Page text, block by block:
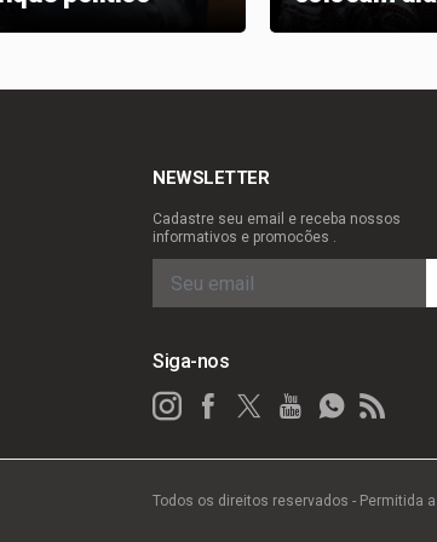
NEWSLETTER
Cadastre seu email e receba nossos
informativos e promocões .
Siga-nos
Todos os direitos reservados - Permitida